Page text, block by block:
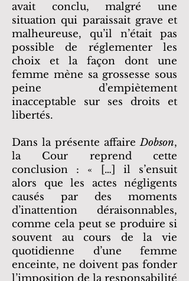
avait conclu, malgré une
situation qui paraissait grave et
malheureuse, qu’il n’était pas
possible de réglementer les
choix et la façon dont une
femme mène sa grossesse sous
peine d’empiètement
inacceptable sur ses droits et
libertés.
Dans la présente affaireDobson,
la Cour reprend cette
conclusion : « […] il s’ensuit
alors que les actes négligents
causés par des moments
d’inattention déraisonnables,
comme cela peut se produire si
souvent au cours de la vie
quotidienne d’une femme
enceinte, ne doivent pas fonder
l’imposition de la responsabilité